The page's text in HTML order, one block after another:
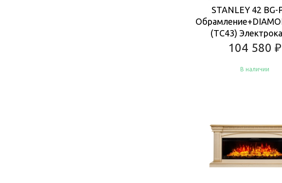
STANLEY 42 BG-
(TC43)
104 580 ₽
В наличии